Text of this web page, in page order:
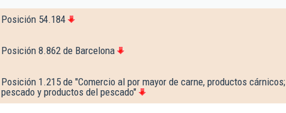
Posición 54.184
Posición 8.862 de Barcelona
Posición 1.215 de "Comercio al por mayor de carne, productos cárnicos;
pescado y productos del pescado"